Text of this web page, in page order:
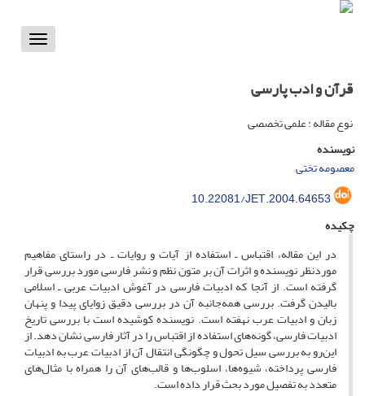
Toggle
قرآن و ادب پارسی
نوع مقاله : علمی تخصصی
نویسنده
معصومه تختی
10.22081/JET.2004.64653
چکیده
در این مقاله، اقتباس ـ استفاده از آیات و روایات ـ در راستای مفاهیم
موردنظر نویسنده و اثرات آن بر متون نظم و نشر فارسی مورد بررسی قرار
گرفته است. از آنجا که ادبیات فارسی در آغوش ادبیات عربی ـ اسلامی
بالیدن گرفت. بررسی همه‌جانبه آن در بررسی دقیق زوایای پیدا و پنهان
زبان و ادبیات عرب نهفته است. نویسنده کوشیده است با بررسی تاریخ
ادبیات فارسی، گونه‌های استفاده از اقتباس را در آثار فارسی نشان دهد. از
این‌رو به بررسی سیل تحول و چگونگی انتقال آن از ادبیات عرب به ادبیات
فارسی پرداخته، شیوه‌ها، اسلوب‌ها و قالب‌های آن را همراه با مثال‌های
متعدد به تفصیل مورد بحث قرار داده است.